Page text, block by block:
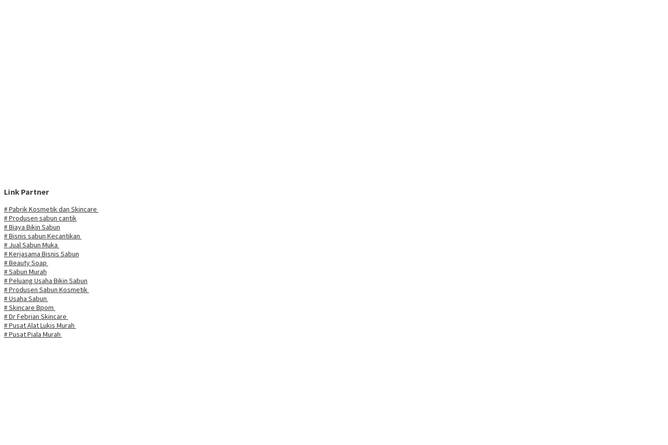
Link Partner
# Pabrik Kosmetik dan Skincare
# Produsen sabun cantik
# Biaya Bikin Sabun
# Bisnis sabun Kecantikan
# Jual Sabun Muka
# Kerjasama Bisnis Sabun
# Beauty Soap
# Sabun Murah
# Peluang Usaha Bikin Sabun
# Produsen Sabun Kosmetik
# Usaha Sabun
# Skincare Bpom
# Dr Febrian Skincare
# Pusat Alat Lukis Murah
# Pusat Piala Murah